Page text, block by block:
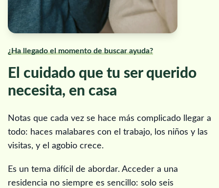
¿Ha llegado el momento de buscar ayuda?
El cuidado que tu ser querido
necesita, en casa
Notas que cada vez se hace más complicado llegar a
todo: haces malabares con el trabajo, los niños y las
visitas, y el agobio crece.
Es un tema difícil de abordar. Acceder a una
residencia no siempre es sencillo: solo seis